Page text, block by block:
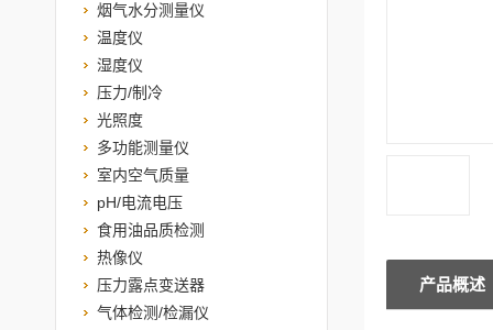
产品概述
烟气水分测量仪
温度仪
湿度仪
压力/制冷
光照度
多功能测量仪
室内空气质量
pH/电流电压
食用油品质检测
热像仪
压力露点变送器
气体检测/检漏仪